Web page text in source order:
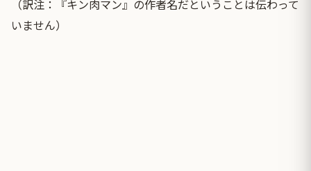
（訳注：『キン肉マン』の作者名だということは伝わって
いません）